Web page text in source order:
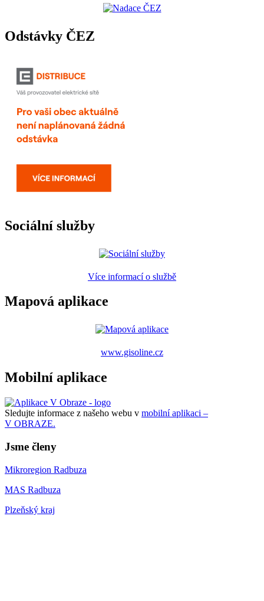
Odstávky ČEZ
Sociální služby
Více informací o službě
Mapová aplikace
www.gisoline.cz
Mobilní aplikace
Sledujte informace z našeho webu v mobilní aplikaci –
V OBRAZE.
Jsme členy
Mikroregion Radbuza
MAS Radbuza
Plzeňský kraj